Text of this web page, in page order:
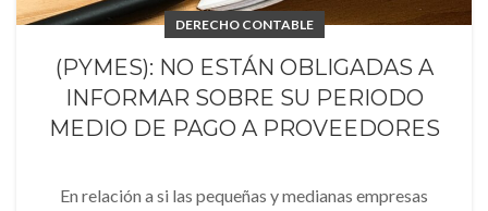
DERECHO CONTABLE
(PYMES): NO ESTÁN OBLIGADAS A
INFORMAR SOBRE SU PERIODO
MEDIO DE PAGO A PROVEEDORES
En relación a si las pequeñas y medianas empresas